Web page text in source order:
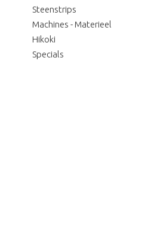
Steenstrips
Machines - Materieel
Hikoki
Specials